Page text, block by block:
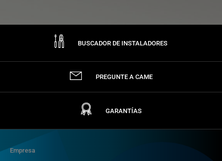
BUSCADOR DE INSTALADORES
PREGUNTE A CAME
GARANTÍAS
Empresa